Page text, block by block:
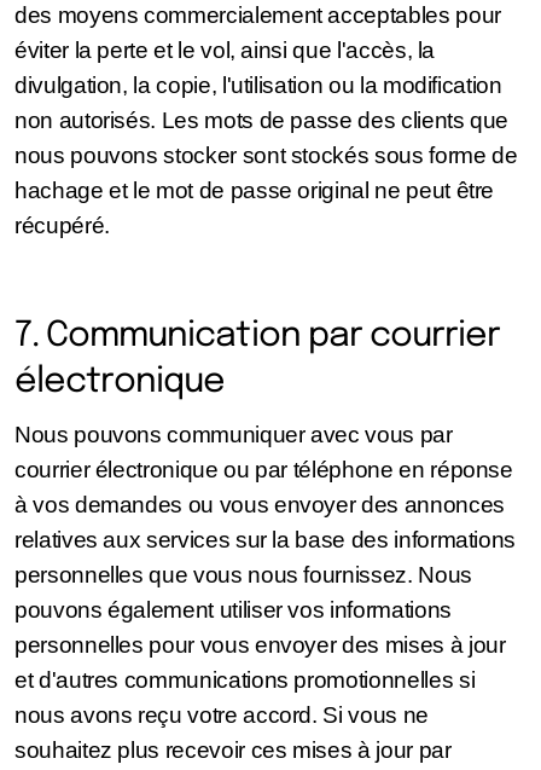
des moyens commercialement acceptables pour
éviter la perte et le vol, ainsi que l'accès, la
divulgation, la copie, l'utilisation ou la modification
non autorisés. Les mots de passe des clients que
nous pouvons stocker sont stockés sous forme de
hachage et le mot de passe original ne peut être
récupéré.
7. Communication par courrier
électronique
Nous pouvons communiquer avec vous par
courrier électronique ou par téléphone en réponse
à vos demandes ou vous envoyer des annonces
relatives aux services sur la base des informations
personnelles que vous nous fournissez. Nous
pouvons également utiliser vos informations
personnelles pour vous envoyer des mises à jour
et d'autres communications promotionnelles si
nous avons reçu votre accord. Si vous ne
souhaitez plus recevoir ces mises à jour par